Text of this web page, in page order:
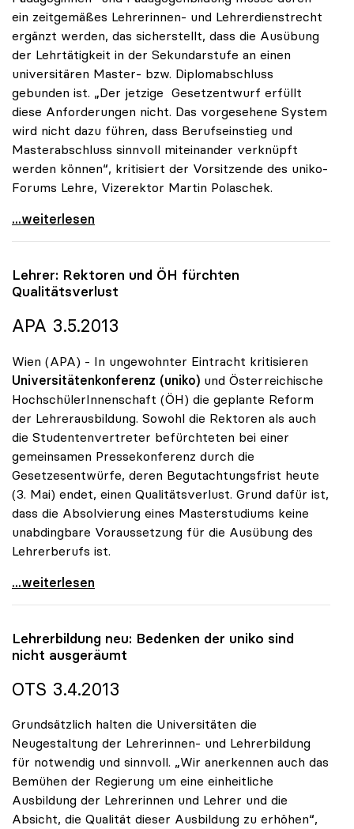
ein zeitgemäßes Lehrerinnen- und Lehrerdienstrecht
ergänzt werden, das sicherstellt, dass die Ausübung
der Lehrtätigkeit in der Sekundarstufe an einen
universitären Master- bzw. Diplomabschluss
gebunden ist. „Der jetzige Gesetzentwurf erfüllt
diese Anforderungen nicht. Das vorgesehene System
wird nicht dazu führen, dass Berufseinstieg und
Masterabschluss sinnvoll miteinander verknüpft
werden können“, kritisiert der Vorsitzende des uniko-
Forums Lehre, Vizerektor Martin Polaschek.
uniko warnt vor Schwachstellen im
...weiterlesen
Lehrer: Rektoren und ÖH fürchten
Qualitätsverlust
APA 3.5.2013
Wien (APA) - In ungewohnter Eintracht kritisieren
Universitätenkonferenz (uniko) und Österreichische
HochschülerInnenschaft (ÖH) die geplante Reform
der Lehrerausbildung. Sowohl die Rektoren als auch
die Studentenvertreter befürchteten bei einer
gemeinsamen Pressekonferenz durch die
Gesetzesentwürfe, deren Begutachtungsfrist heute
(3. Mai) endet, einen Qualitätsverlust. Grund dafür ist,
dass die Absolvierung eines Masterstudiums keine
unabdingbare Voraussetzung für die Ausübung des
Lehrerberufs ist.
Lehrer: Rektoren und ÖH fürchten Qualitätsverlust
...weiterlesen
Lehrerbildung neu: Bedenken der uniko sind
nicht ausgeräumt
OTS 3.4.2013
Grundsätzlich halten die Universitäten die
Neugestaltung der Lehrerinnen- und Lehrerbildung
für notwendig und sinnvoll. „Wir anerkennen auch das
Bemühen der Regierung um eine einheitliche
Ausbildung der Lehrerinnen und Lehrer und die
Absicht, die Qualität dieser Ausbildung zu erhöhen“,